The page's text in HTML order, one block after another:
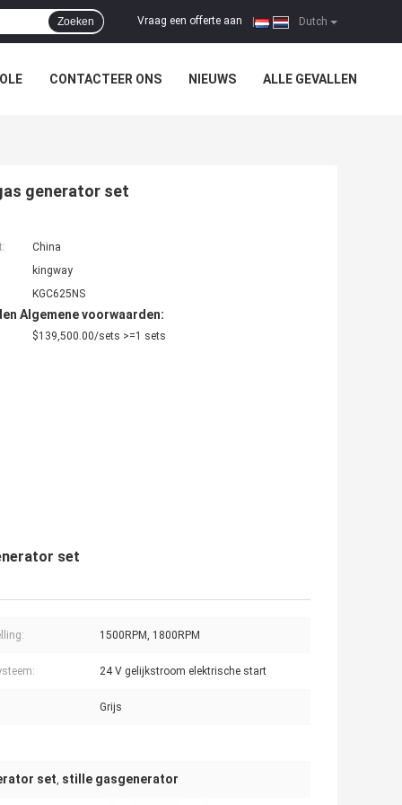
Dutch
Vraag een offerte aan
Zoeken
CONTACTEER ONS NIEUWS ALLE GEVALLEN
generator set
China
kingway
KGC625NS
Algemene voorwaarden:
$139,500.00/sets >=1 sets
set
1500RPM, 1800RPM
24 V gelijkstroom elektrische start
Grijs
set, stille gasgenerator